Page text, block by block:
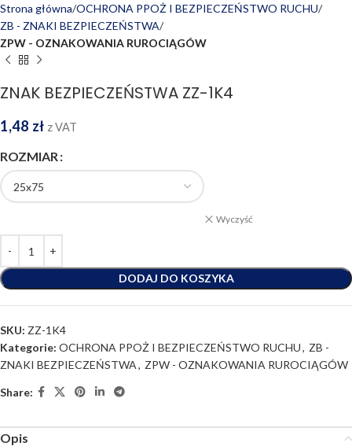
Strona główna OCHRONA PPOŻ I BEZPIECZEŃSTWO RUCHU
ZB - ZNAKI BEZPIECZEŃSTWA
ZPW - OZNAKOWANIA RUROCIĄGÓW
ZNAK BEZPIECZEŃSTWA ZZ-1K4
1,48 zł z VAT
ROZMIAR
Wyczyść
DODAJ DO KOSZYKA
SKU: ZZ-1K4
Kategorie: OCHRONA PPOŻ I BEZPIECZEŃSTWO RUCHU, ZB -
ZNAKI BEZPIECZEŃSTWA, ZPW - OZNAKOWANIA RUROCIĄGÓW
Share:
Opis